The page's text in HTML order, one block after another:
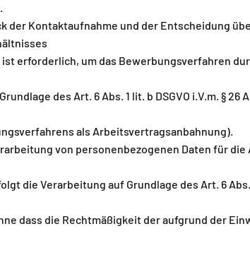
der Kontaktaufnahme und der Entscheidung
erforderlich, um das Bewerbungsverfahren
des Art. 6 Abs. 1 lit. b DSGVO i.V.m. § 26
als Arbeitsvertragsanbahnung).
von personenbezogenen Daten für die
die Verarbeitung auf Grundlage des Art. 6
dass die Rechtmäßigkeit der aufgrund der